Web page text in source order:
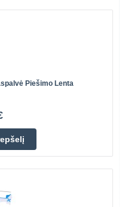
Piešimo Lenta